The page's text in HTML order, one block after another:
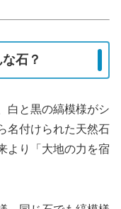
石？
白と黒の縞模様がシ
名付けられた天然石
より「大地の力を宿